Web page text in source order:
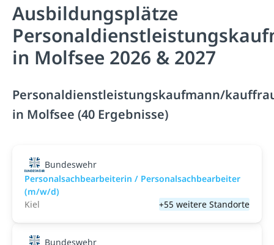
Ausbildungsplätze
in Molfsee 2026 & 2027
Personaldienstleistungskaufmann/
in Molfsee (40 Ergebnisse)
Bundeswehr
Personalsachbearbeiterin / Personalsachbearbeiter
(m/w/d)
Kiel
+55 weitere Standorte
Bundeswehr